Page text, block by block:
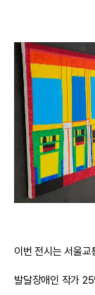
이번 전시는 서울
발달장애인 작가